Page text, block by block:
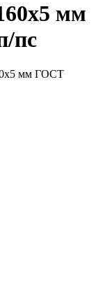
мм
пс